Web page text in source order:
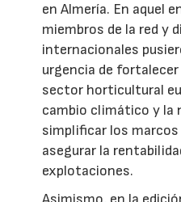
en Almería. En aquel
miembros de la red y
internacionales
urgencia de
sector horticultural
cambio climático y la
simplificar los
asegurar la
explotaciones.